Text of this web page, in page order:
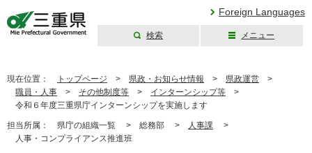
Foreign Languages
検索 メニュー
現在位置： トップページ > 県政・お知らせ情報 > 県政運営 >
職員・人事 > その他制度等 > インターンシップ等 >
令和６年度三重県庁インターンシップを実施します
担当所属： 県庁の組織一覧 > 総務部 > 人事課 >
人事・コンプライアンス推進班